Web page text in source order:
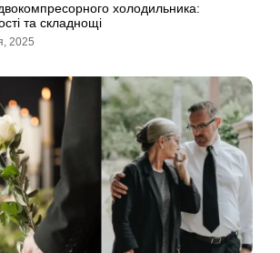
холодильника:
та складнощі
2025